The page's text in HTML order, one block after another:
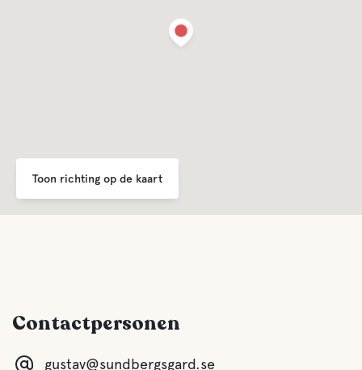
Huisdiervriendelijke
Activiteiten
Toon richting op de kaart
Contactpersonen
gustav@sundbergsgard.se